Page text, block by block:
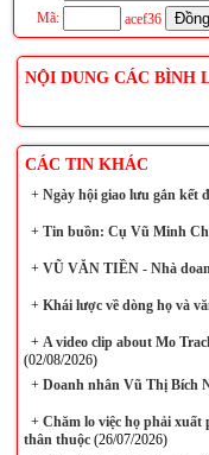
Mã: acef36
NỘI DUNG CÁC BÌNH
CÁC TIN KHÁC
+Ngày hội giao lưu gắn kết
+Tin buồn: Cụ Vũ Minh
+VŨ VĂN TIỀN - Nhà
+Khái lược về dòng họ và
+A video clip about Mo
(02/08/2026)
+Doanh nhân Vũ Thị Bích
+Chăm lo việc họ phải xuất
thân thuộc(26/07/2026)